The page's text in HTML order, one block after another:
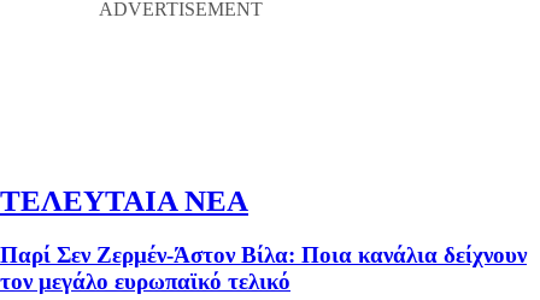
ΤΕΛΕΥΤΑΙΑ ΝΕΑ
Παρί Σεν Ζερμέν-Άστον Βίλα: Ποια κανάλια δείχνουν
τον μεγάλο ευρωπαϊκό τελικό